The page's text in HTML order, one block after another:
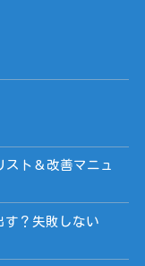
スト＆改善マニュ
す？失敗しない